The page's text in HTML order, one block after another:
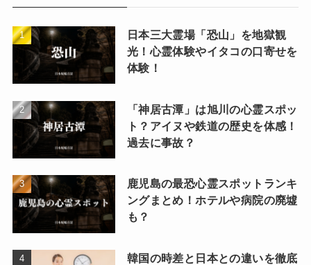
日本三大霊場「恐山」を地獄観
光！心霊体験やイタコの口寄せを
体験！
「神居古潭」は旭川の心霊スポッ
ト？アイヌや鉄道の歴史を体感！
過去に事故？
鹿児島の最恐心霊スポットランキ
ングまとめ！ホテルや病院の廃墟
も？
韓国の時差と日本との違いを徹底